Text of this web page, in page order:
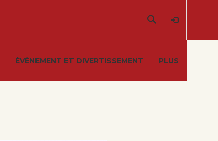
S
ÉVÈNEMENT ET DIVERTISSEMENT PLUS